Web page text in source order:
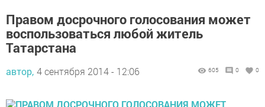
Правом досрочного голосования может
воспользоваться любой житель
Татарстана
автор, 4 сентября 2014 - 12:06 605 0 0